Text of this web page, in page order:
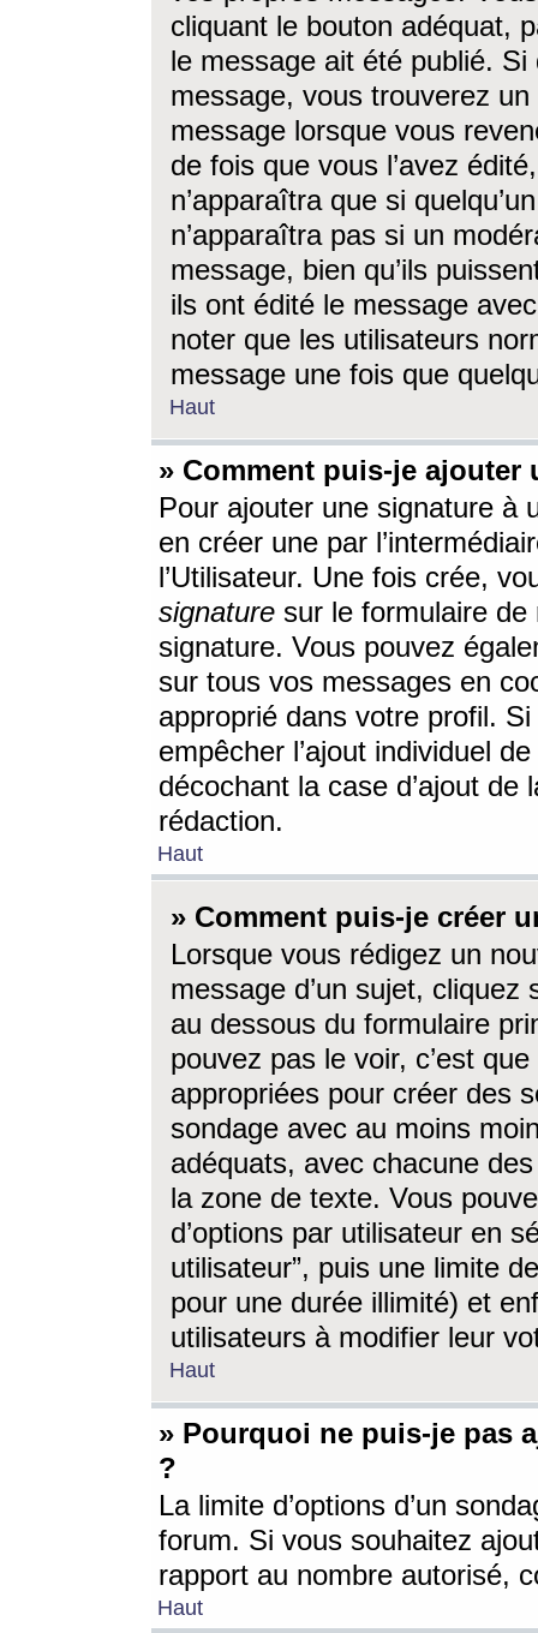
cliquant le bouton adéquat,
le message ait été publié. Si
message, vous trouverez
message lorsque vous
de fois que vous l’avez
n’apparaîtra que si
n’apparaîtra pas si un
message, bien qu’ils
ils ont édité le message
noter que les utilisateurs
message une fois que
Haut
» Comment puis-je ajouter
Pour ajouter une signature à
en créer une par
l’Utilisateur. Une fois crée,
signature sur le formulaire de
signature. Vous pouvez
sur tous vos messages en
approprié dans votre profil.
empêcher l’ajout individuel
décochant la case d’ajout
rédaction.
Haut
» Comment puis-je créer
Lorsque vous rédigez un
message d’un sujet, cliquez
au dessous du formulaire
pouvez pas le voir, c’est
appropriées pour créer des
sondage avec au moins
adéquats, avec chacune
la zone de texte. Vous
d’options par utilisateur en
utilisateur”, puis une limite
pour une durée illimité) et
utilisateurs à modifier leur
Haut
» Pourquoi ne puis-je pas
?
La limite d’options d’un
forum. Si vous souhaitez
rapport au nombre autorisé,
Haut